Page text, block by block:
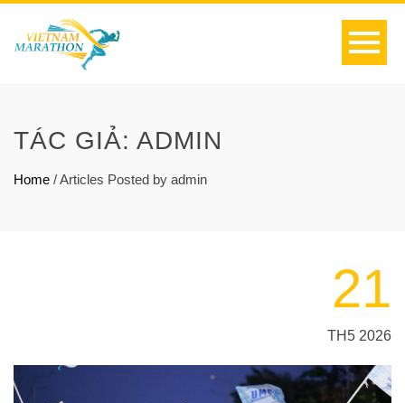
TÁC GIẢ: ADMIN
Home /Articles Posted by admin
21
TH5 2026